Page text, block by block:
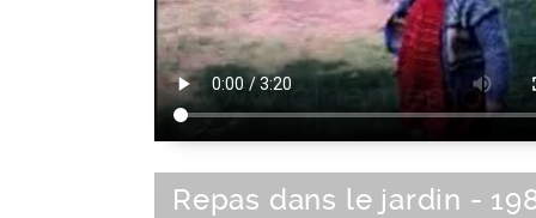
Repas dans le jardin -